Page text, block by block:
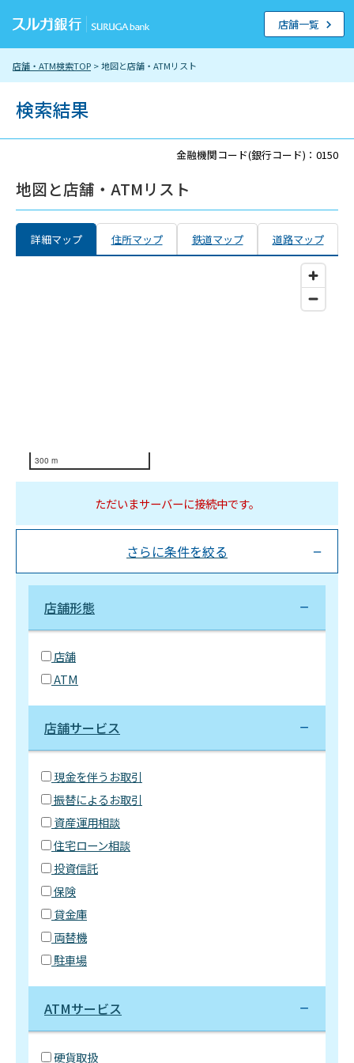
店舗・ATM検索TOP > 地図と店舗・ATMリスト
店舗一覧
検索結果
金融機関コード(銀行コード)：0150
地図と店舗・ATMリスト
詳細マップ 住所マップ 鉄道マップ 道路マップ
300 m
ただいまサーバーに接続中です。
さらに条件を絞る
店舗形態
店舗
ATM
店舗サービス
現金を伴うお取引
振替によるお取引
資産運用相談
住宅ローン相談
投資信託
保険
貸金庫
両替機
駐車場
ATMサービス
硬貨取扱